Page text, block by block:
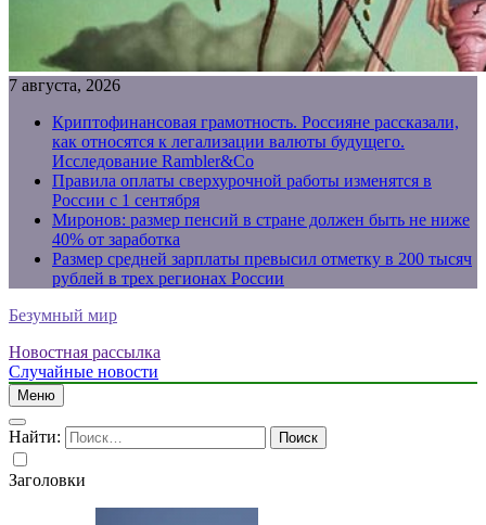
7 августа, 2026
Криптофинансовая грамотность. Россияне рассказали,
как относятся к легализации валюты будущего.
Исследование Rambler&Co
Правила оплаты сверхурочной работы изменятся в
России с 1 сентября
Миронов: размер пенсий в стране должен быть не ниже
40% от заработка
Размер средней зарплаты превысил отметку в 200 тысяч
рублей в трех регионах России
Безумный мир
Новостная рассылка
Случайные новости
Меню
Найти:
Заголовки